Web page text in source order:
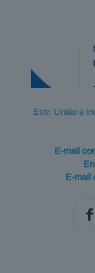
Estr. União e
E-mail
E-mail